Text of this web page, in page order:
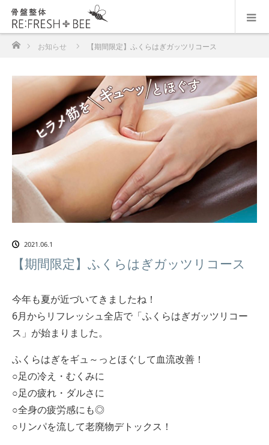
ホームお知らせ 【期間限定】ふくらはぎガッツリコース
2021.06.1
【期間限定】ふくらはぎガッツリコース
今年も夏が近づいてきましたね！
6月からリフレッシュ全店で「ふくらはぎガッツリコー
ス」が始まりました。
ふくらはぎをギュ～っとほぐして血流改善！
○足の冷え・むくみに
○足の疲れ・ダルさに
○全身の疲労感にも◎
○リンパを流して老廃物デトックス！